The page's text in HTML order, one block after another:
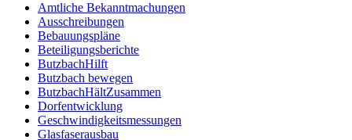
Amtliche Bekanntmachungen
Ausschreibungen
Bebauungspläne
Beteiligungsberichte
ButzbachHilft
Butzbach bewegen
ButzbachHältZusammen
Dorfentwicklung
Geschwindigkeitsmessungen
Glasfaserausbau